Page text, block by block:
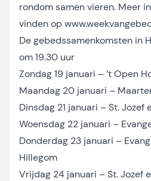
rondom samen vieren. Meer
vinden op
De gebedssamenkomsten in
om 19.30 uur
Zondag 19 januari – ’t Open
Maandag 20 januari –
Dinsdag 21 januari – St. Jozef
Woensdag 22 januari –
Donderdag 23 januari –
Hillegom
Vrijdag 24 januari – St. Jozef